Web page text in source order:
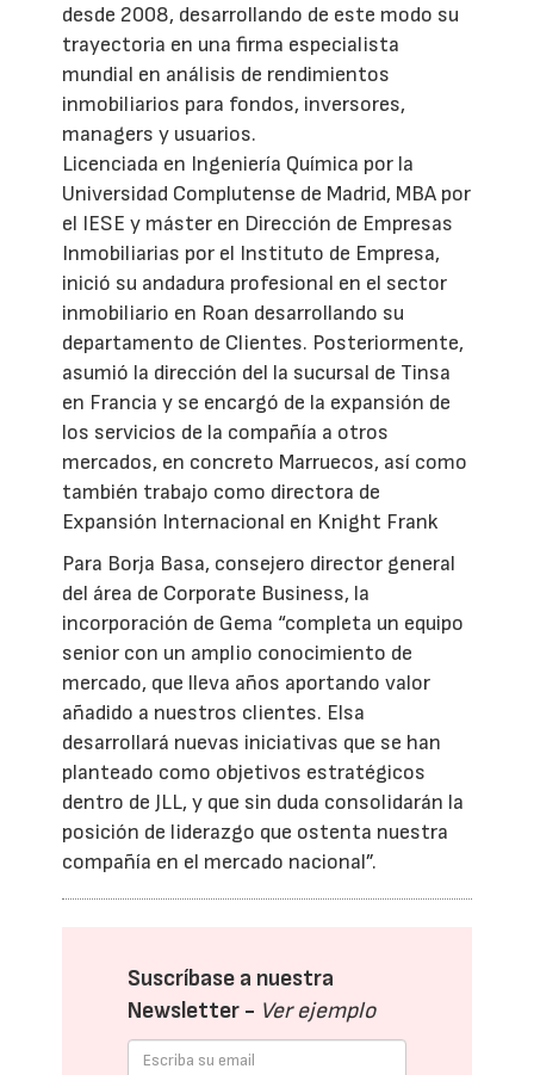
desde 2008, desarrollando de este modo su
trayectoria en una firma especialista
mundial en análisis de rendimientos
inmobiliarios para fondos, inversores,
managers y usuarios.
Licenciada en Ingeniería Química por la
Universidad Complutense de Madrid, MBA por
el IESE y máster en Dirección de Empresas
Inmobiliarias por el Instituto de Empresa,
inició su andadura profesional en el sector
inmobiliario en Roan desarrollando su
departamento de Clientes. Posteriormente,
asumió la dirección del la sucursal de Tinsa
en Francia y se encargó de la expansión de
los servicios de la compañía a otros
mercados, en concreto Marruecos, así como
también trabajo como directora de
Expansión Internacional en Knight Frank
Para Borja Basa, consejero director general
del área de Corporate Business, la
incorporación de Gema “completa un equipo
senior con un amplio conocimiento de
mercado, que lleva años aportando valor
añadido a nuestros clientes. Elsa
desarrollará nuevas iniciativas que se han
planteado como objetivos estratégicos
dentro de JLL, y que sin duda consolidarán la
posición de liderazgo que ostenta nuestra
compañía en el mercado nacional”.
Suscríbase a nuestra
Newsletter - Ver ejemplo